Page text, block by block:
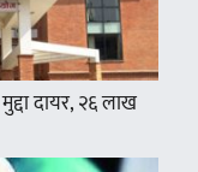
दायर, २६ लाख